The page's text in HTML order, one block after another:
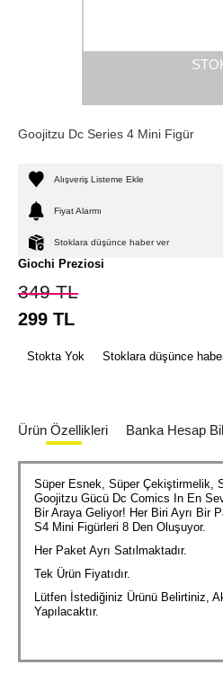
Goojitzu Dc Series 4 Mini Figür
Alışveriş Listeme Ekle
Fiyat Alarmı
Stoklara düşünce haber ver
Giochi Preziosi
349TL
299 TL
Stokta Yok Stoklara düşünce
Ürün Özellikleri Banka Hesap
Süper Esnek, Süper Çekiştirmelik,
Goojitzu Gücü Dc Comics In En
Bir Araya Geliyor! Her Biri Ayrı Bir
S4 Mini Figürleri 8 Den Oluşuyor.
Her Paket Ayrı Satılmaktadır.
Tek Ürün Fiyatıdır.
Lütfen İstediğiniz Ürünü Belirtiniz,
Yapılacaktır.